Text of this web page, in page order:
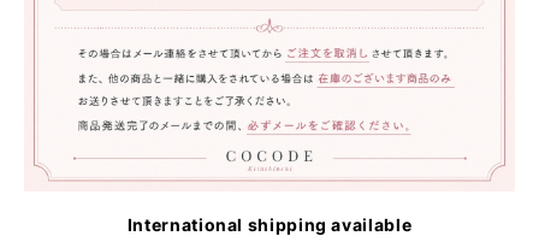
International shipping available